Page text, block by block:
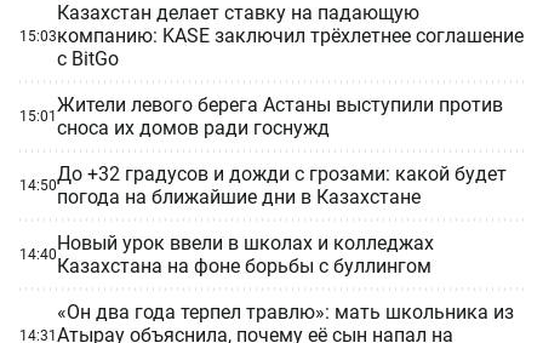
15:03
Казахстан делает ставку на падающую
компанию: KASE заключил трёхлетнее соглашение
с BitGo
15:01 Жители левого берега Астаны выступили против
сноса их домов ради госнужд
14:50До +32 градусов и дожди с грозами: какой будет
погода на ближайшие дни в Казахстане
14:40Новый урок ввели в школах и колледжах
Казахстана на фоне борьбы с буллингом
14:31
«Он два года терпел травлю»: мать школьника из
Атырау объяснила, почему её сын напал на